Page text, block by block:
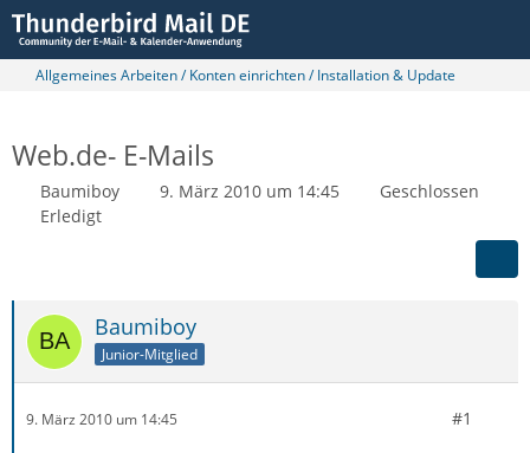
Allgemeines Arbeiten / Konten einrichten / Installation & Update
Web.de- E-Mails
Baumiboy 9. März 2010 um 14:45
Geschlossen
Erledigt
Baumiboy
Junior-Mitglied
9. März 2010 um 14:45 #1